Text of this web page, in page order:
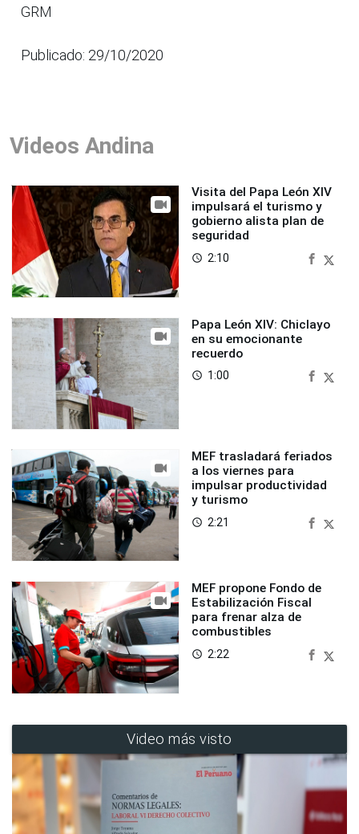
GRM
Publicado: 29/10/2020
Videos Andina
Visita del Papa León XIV
impulsará el turismo y
gobierno alista plan de
seguridad
access_time 2:10
Papa León XIV: Chiclayo
en su emocionante
recuerdo
access_time 1:00
MEF trasladará feriados
a los viernes para
impulsar productividad
y turismo
access_time 2:21
MEF propone Fondo de
Estabilización Fiscal
para frenar alza de
combustibles
access_time 2:22
Video más visto